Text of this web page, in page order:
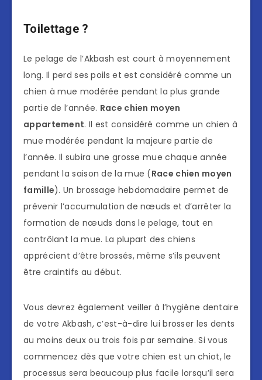
Toilettage ?
Le pelage de l’Akbash est court à moyennement
long. Il perd ses poils et est considéré comme un
chien à mue modérée pendant la plus grande
partie de l’année. Race chien moyen
appartement. Il est considéré comme un chien à
mue modérée pendant la majeure partie de
l’année. Il subira une grosse mue chaque année
pendant la saison de la mue (Race chien moyen
famille). Un brossage hebdomadaire permet de
prévenir l’accumulation de nœuds et d’arrêter la
formation de nœuds dans le pelage, tout en
contrôlant la mue. La plupart des chiens
apprécient d’être brossés, même s’ils peuvent
être craintifs au début.
Vous devrez également veiller à l’hygiène dentaire
de votre Akbash, c’est-à-dire lui brosser les dents
au moins deux ou trois fois par semaine. Si vous
commencez dès que votre chien est un chiot, le
processus sera beaucoup plus facile lorsqu’il sera